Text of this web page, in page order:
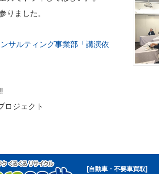
りました。
サルティング事業部「講演依
ロジェクト
[自動車・不要車買取]